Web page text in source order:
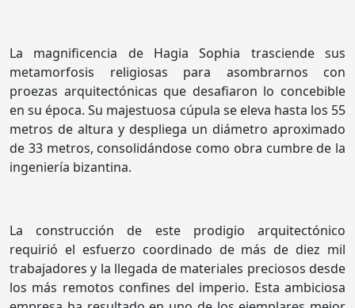
La magnificencia de Hagia Sophia trasciende sus
metamorfosis religiosas para asombrarnos con
proezas arquitectónicas que desafiaron lo concebible
en su época. Su majestuosa cúpula se eleva hasta los 55
metros de altura y despliega un diámetro aproximado
de 33 metros, consolidándose como obra cumbre de la
ingeniería bizantina.
La construcción de este prodigio arquitectónico
requirió el esfuerzo coordinado de más de diez mil
trabajadores y la llegada de materiales preciosos desde
los más remotos confines del imperio. Esta ambiciosa